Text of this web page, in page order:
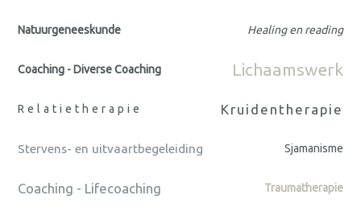
Natuurgeneeskunde Healing en reading
Coaching - Diverse Coaching Lichaamswerk
Relatietherapie Kruidentherapie
Stervens- en uitvaartbegeleiding Sjamanisme
Coaching - Lifecoaching Traumatherapie